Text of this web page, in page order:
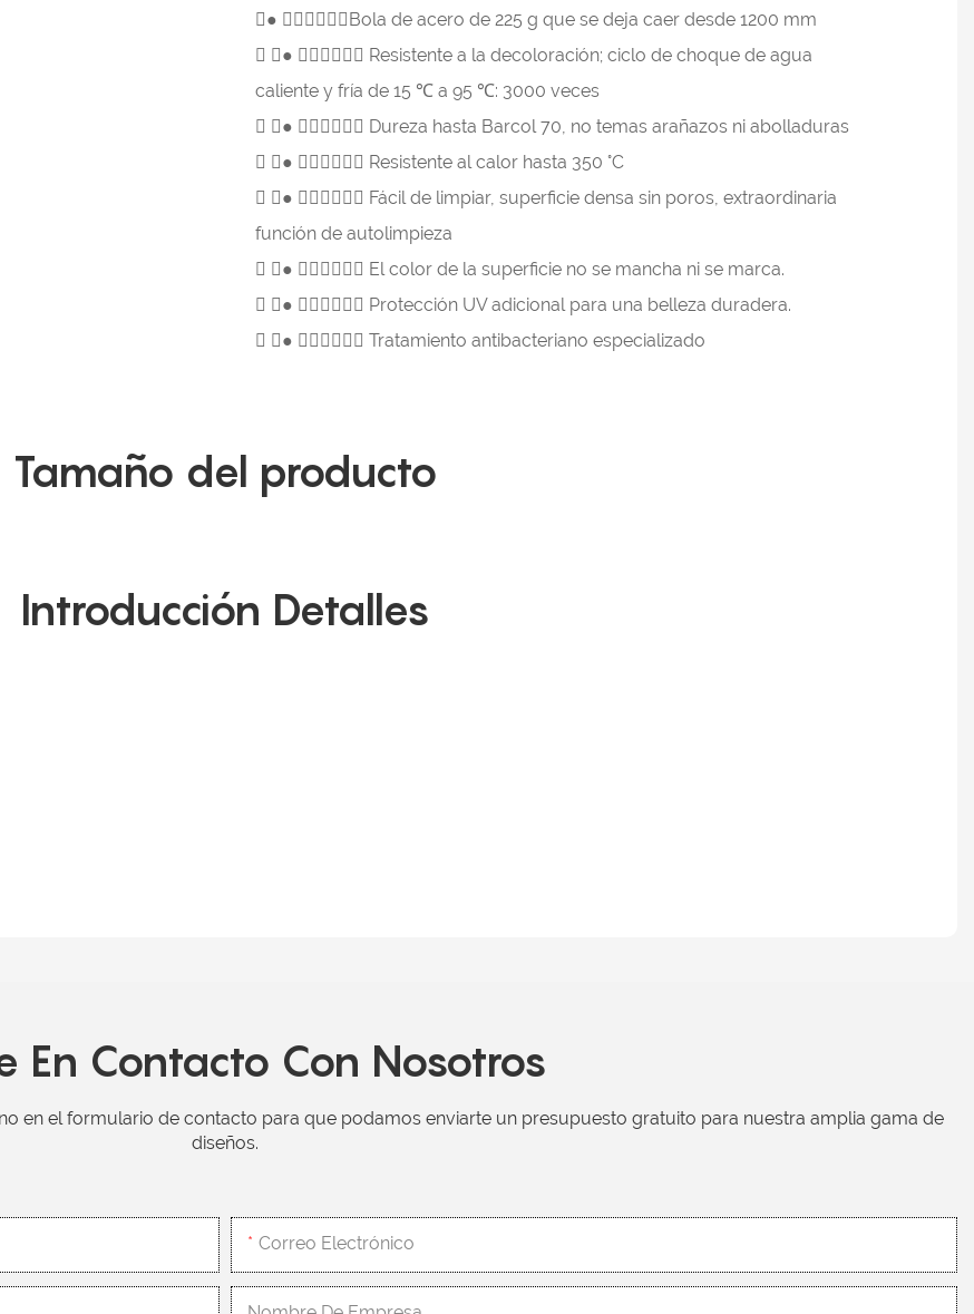
● Bola de acero de 225 g que se deja caer desde 1200 mm
 ●  Resistente a la decoloración; ciclo de choque de agua
caliente y fría de 15 ℃ a 95 ℃: 3000 veces
 ●  Dureza hasta Barcol 70, no temas arañazos ni abolladuras
 ●  Resistente al calor hasta 350 °C
 ●  Fácil de limpiar, superficie densa sin poros, extraordinaria
función de autolimpieza
 ●  El color de la superficie no se mancha ni se marca.
 ●  Protección UV adicional para una belleza duradera.
 ●  Tratamiento antibacteriano especializado
Tamaño del producto
Introducción Detalles
En Contacto Con Nosotros
en el formulario de contacto para que podamos enviarte un presupuesto gratuito para nuestra amplia gama de
diseños.
Correo Electrónico